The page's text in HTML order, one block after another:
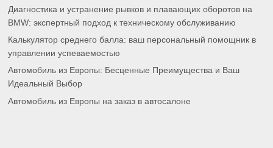
Диагностика и устранение рывков и плавающих оборотов на
BMW: экспертный подход к техническому обслуживанию
Калькулятор среднего балла: ваш персональный помощник в
управлении успеваемостью
Автомобиль из Европы: Бесценные Преимущества и Ваш
Идеальный Выбор
Автомобиль из Европы на заказ в автосалоне